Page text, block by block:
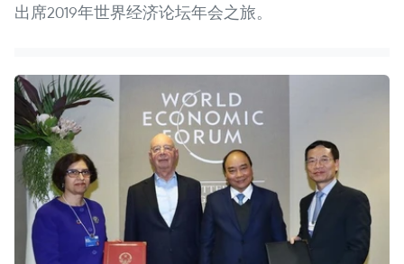
出席2019年世界经济论坛年会之旅。